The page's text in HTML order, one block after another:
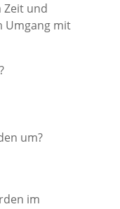
und
Umgang mit
um?
im